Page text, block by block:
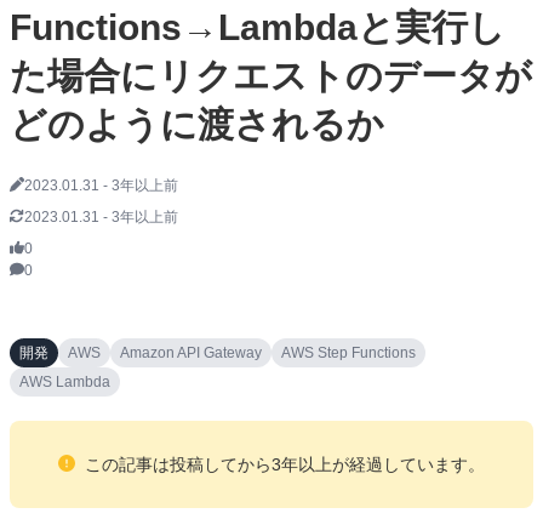
Functions→Lambdaと実行し
た場合にリクエストのデータが
どのように渡されるか
2023.01.31 - 3年以上前
2023.01.31 - 3年以上前
0
0
開発 AWS Amazon API Gateway
AWS Step Functions
AWS Lambda
この記事は投稿してから3年以上が経過しています。